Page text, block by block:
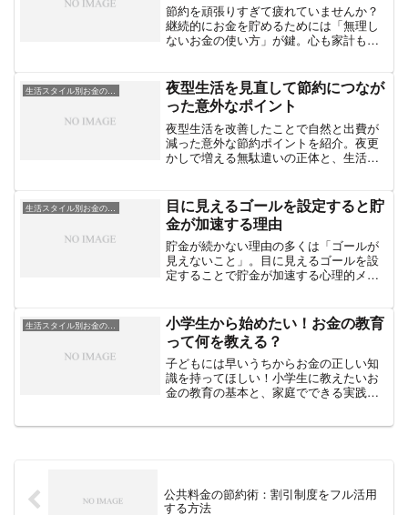
節約を頑張りすぎて疲れていませんか？
継続的にお金を貯めるためには「無理し
ないお金の使い方」が鍵。心も家計もラ
夜型生活を見直して節約につなが
った意外なポイント
夜型生活を改善したことで自然と出費が
減った意外な節約ポイントを紹介。夜更
かしで増える無駄遣いの正体と、生活リ
生活スタイル別お金の工夫
目に見えるゴールを設定すると貯
金が加速する理由
貯金が続かない理由の多くは「ゴールが
見えないこと」。目に見えるゴールを設
定することで貯金が加速する心理的メカ
生活スタイル別お金の工夫
小学生から始めたい！お金の教育
って何を教える？
子どもには早いうちからお金の正しい知
識を持ってほしい！小学生に教えたいお
金の教育の基本と、家庭でできる実践ア
公共料金の節約術：割引制度をフル活用
する方法